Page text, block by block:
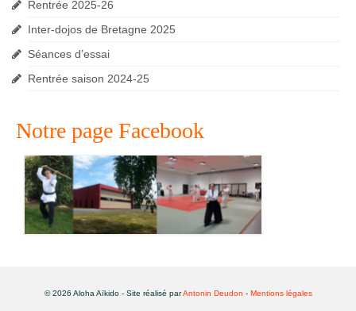
Rentrée 2025-26
Inter-dojos de Bretagne 2025
Séances d’essai
Rentrée saison 2024-25
Notre page Facebook
© 2026 Aloha Aïkido - Site réalisé parAntonin Deudon - Mentions légales